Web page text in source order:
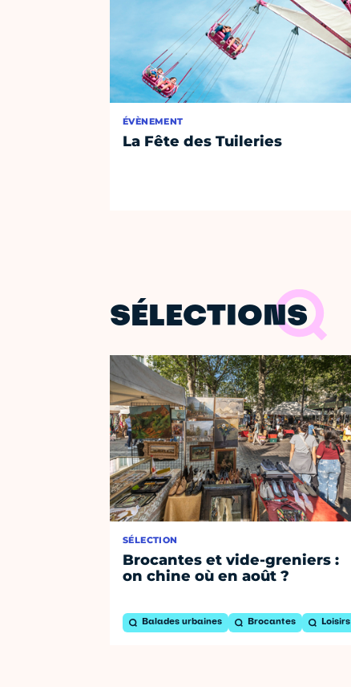
ÉVÈNEMENT
La Fête des Tuileries
SÉLECTIONS
SÉLECTION
Brocantes et vide-greniers :
on chine où en août ?
Balades urbaines Brocantes Loisirs